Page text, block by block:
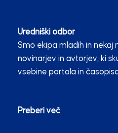
Uredniški odbor
Smo ekipa mladih in nekaj
novinarjev in avtorjev, ki
vsebine portala in
Preberi več